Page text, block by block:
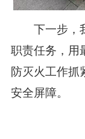
下一步，我
职责任务，用
防灭火工作抓
安全屏障。